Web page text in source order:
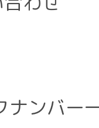
ナンバー